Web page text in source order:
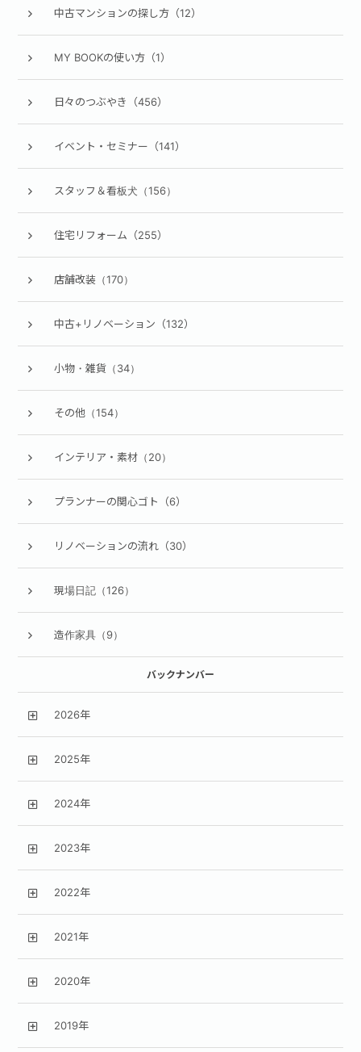
中古マンションの探し方（12）
MY BOOKの使い方（1）
日々のつぶやき（456）
イベント・セミナー（141）
スタッフ＆看板犬（156）
住宅リフォーム（255）
店舗改装（170）
中古+リノベーション（132）
小物・雑貨（34）
その他（154）
インテリア・素材（20）
プランナーの関心ゴト（6）
リノベーションの流れ（30）
現場日記（126）
造作家具（9）
バックナンバー
2026年
2025年
2024年
2023年
2022年
2021年
2020年
2019年